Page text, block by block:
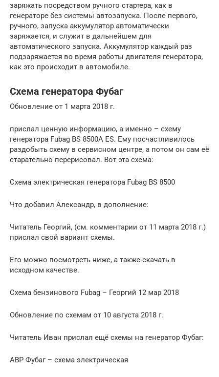
заряжать посредством ручного стартера, как в
генераторе без системы автозапуска. После первого,
ручного, запуска аккумулятор автоматически
заряжается, и служит в дальнейшем для
автоматического запуска. Аккумулятор каждый раз
подзаряжается во время работы двигателя генератора,
как это происходит в автомобиле.
Схема генератора Фубаг
Обновление от 1 марта 2018 г.
прислал ценную информацию, а именно – схему
генератора Fubag BS 8500A ES. Ему посчастливилось
раздобыть схему в сервисном центре, а потом он сам её
старательно перерисовал. Вот эта схема:
Схема электрическая генератора Fubag BS 8500
Что добавил Александр, в дополнение:
Читатель Георгий, (см. комментарии от 11 марта 2018 г.)
прислал свой вариант схемы.
Его можно посмотреть ниже, а также скачать в
исходном качестве.
Схема бензинового Fubag – Георгий 12 мар 2018
Обновление по схемам от 10 августа 2018 г.
Читатель Иван прислал ещё схемы на генератор Фубаг:
АВР Фубаг – схема электрическая